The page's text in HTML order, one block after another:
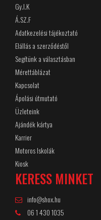
Gy.I.K
Á.SZ.F
Adatkezelési tájékoztató
Elállás a szerződéstől
Segítünk a választásban
Mérettáblázat
Kapcsolat
Ápolási útmutató
Üzleteink
Ajándék kártya
Karrier
Motoros Iskolák
Kiosk
KERESS MINKET
info@shox.hu
06 1 430 1035